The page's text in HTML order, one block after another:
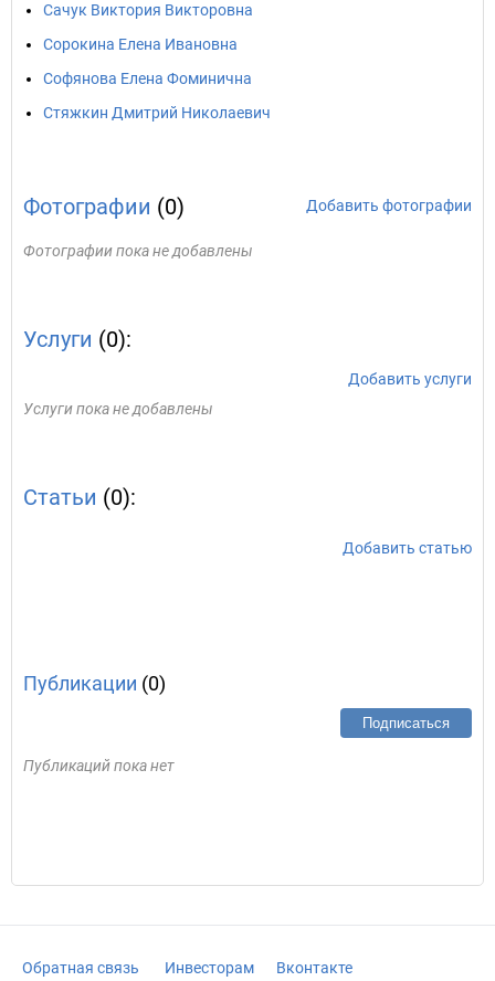
Сачук Виктория Викторовна
Сорокина Елена Ивановна
Софянова Елена Фоминична
Стяжкин Дмитрий Николаевич
Фотографии (0) Добавить фотографии
Фотографии пока не добавлены
Услуги (0):
Добавить услуги
Услуги пока не добавлены
Статьи (0):
Добавить статью
Публикации (0)
Подписаться
Публикаций пока нет
Обратная связь Инвесторам Вконтакте